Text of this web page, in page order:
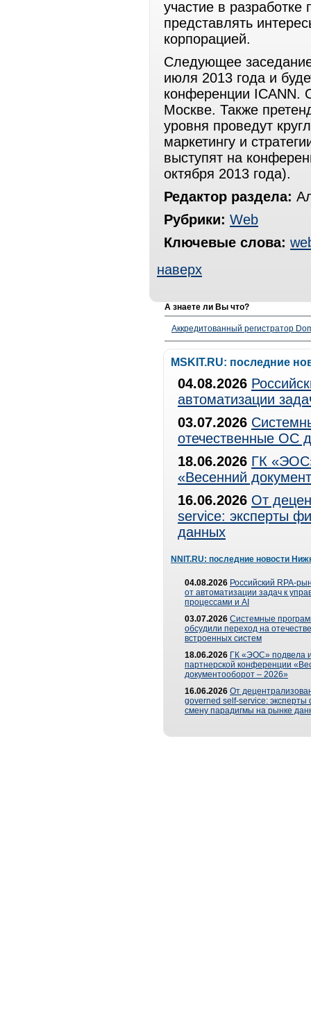
участие в
представлять
корпорацией.
Следующее
июля 2013 года и
конференции ICANN.
Москве. Также
уровня проведут
маркетингу и
выступят на
октября 2013 года).
Редактор раздела:
Рубрики: Web
Ключевые слова:
наверх
А знаете ли Вы что?
Аккредитованный регистратор
MSKIT.RU: последние
04.08.2026
автоматизации
03.07.2026
отечественные ОС
18.06.2026 ГК
«Весенний
16.06.2026 От
service: эксперты
данных
NNIT.RU: последние новости
04.08.2026 Российский RPA-
от автоматизации задач к
процессами и AI
03.07.2026 Системные
обсудили переход на
встроенных систем
18.06.2026 ГК «ЭОС» подвела
партнерской конференции
документооборот – 2026»
16.06.2026 От
governed self-service: эксперты
смену парадигмы на рынке